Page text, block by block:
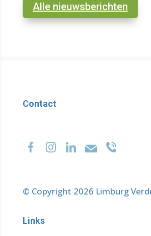
Alle nieuwsberichten
Contact
© Copyright 2026 Limburg
Links